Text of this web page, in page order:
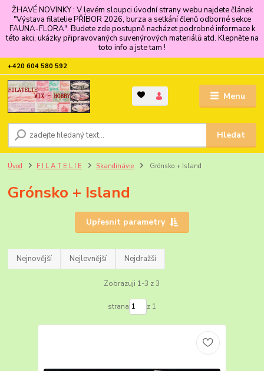
ŽHAVÉ NOVINKY : V levém sloupci úvodní strany webu najdete článek
"Výstava filatelie PŘÍBOR 2026, burza a setkání členů odborné sekce
FAUNA-FLORA". Budete zde postupně nacházet podrobné informace k
této akci, ukázky připravovaných suvenýrových materiálů atd. Klepněte na
toto info a jste tam !
Menu
Hledat
+420 604 580 592
Úvod F I L A T E L I E Skandinávie Grónsko + Island
Grónsko + Island
Upřesnit parametry
Nejnovější Nejlevnější Nejdražší
Zobrazuji 1-3 z 3
strana z 1